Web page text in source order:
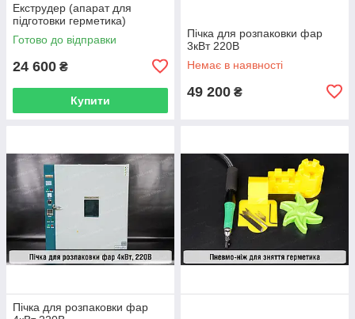
Екструдер (апарат для
підготовки герметика)
Готово до відправки
24 600 ₴
Купити
Пічка для розпаковки фар
3кВт 220В
Немає в наявності
49 200 ₴
Пічка для розпаковки фар